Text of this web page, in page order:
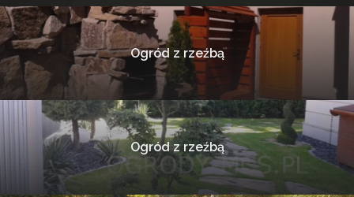
Ogród z rzeźbą
Ogród z rzeźbą